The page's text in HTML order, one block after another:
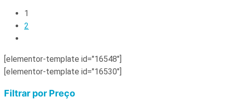
1
2
[elementor-template id="16548"]
[elementor-template id="16530"]
Filtrar por Preço